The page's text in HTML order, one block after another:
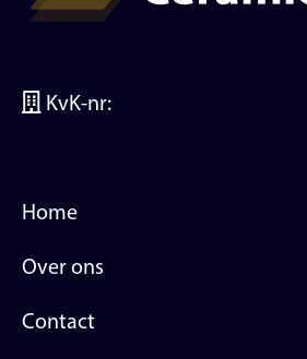
KvK-nr:
Home
Over ons
Contact